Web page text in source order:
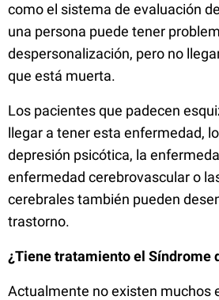
como el sistema de evaluación
una persona puede tener
despersonalización, pero no
que está muerta.
Los pacientes que padecen
llegar a tener esta enfermedad,
depresión psicótica, la
enfermedad cerebrovascular o
cerebrales también pueden
trastorno.
¿Tiene tratamiento el Síndrome
Actualmente no existen muchos